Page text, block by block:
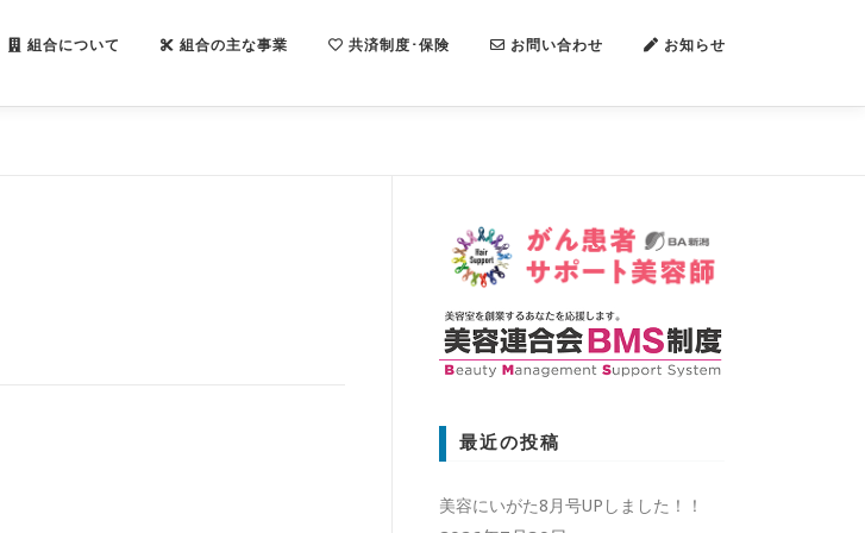
組合について 組合の主な事業 共済制度･保険 お問い合わせ お知らせ
最近の投稿
美容にいがた8月号UPしました！！